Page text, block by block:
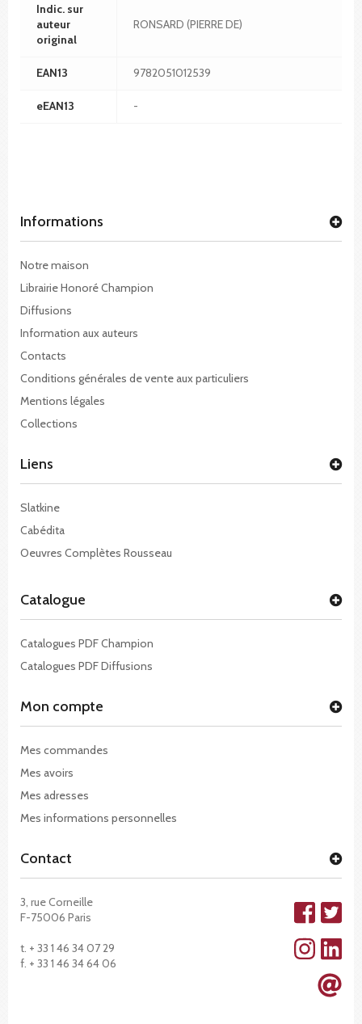
Indic. sur
auteur
original
RONSARD (PIERRE DE)
EAN13 9782051012539
eEAN13 -
Informations
Notre maison
Librairie Honoré Champion
Diffusions
Information aux auteurs
Contacts
Conditions générales de vente aux particuliers
Mentions légales
Collections
Liens
Slatkine
Cabédita
Oeuvres Complètes Rousseau
Catalogue
Catalogues PDF Champion
Catalogues PDF Diffusions
Mon compte
Mes commandes
Mes avoirs
Mes adresses
Mes informations personnelles
Contact
3, rue Corneille
F-75006 Paris
t. + 33 1 46 34 07 29
f. + 33 1 46 34 64 06